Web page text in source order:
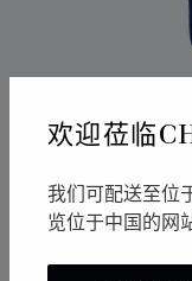
欢迎莅临
我们可配送至位
览位于中国的网